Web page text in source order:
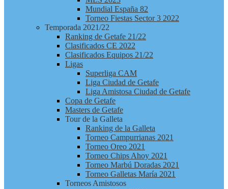
Mundial España 82
Torneo Fiestas Sector 3 2022
Temporada 2021/22
Ranking de Getafe 21/22
Clasificados CE 2022
Clasificados Equipos 21/22
Ligas
Superliga CAM
Liga Ciudad de Getafe
Liga Amistosa Ciudad de Getafe
Copa de Getafe
Masters de Getafe
Tour de la Galleta
Ranking de la Galleta
Torneo Campurrianas 2021
Torneo Oreo 2021
Torneo Chips Ahoy 2021
Torneo Marbú Doradas 2021
Torneo Galletas María 2021
Torneos Amistosos